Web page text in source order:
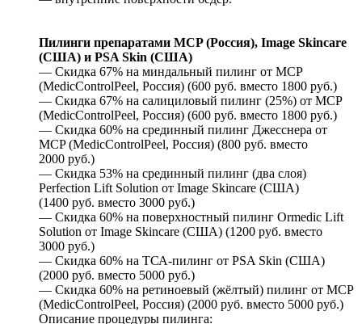
Пилинги препаратами MCP (Россия), Image Skincare
(США) и PSA Skin (США)
— Скидка 67% на миндальный пилинг от MCP
(MedicControlPeel, Россия) (600 руб. вместо 1800 руб.)
— Скидка 67% на салициловый пилинг (25%) от MCP
(MedicControlPeel, Россия) (600 руб. вместо 1800 руб.)
— Скидка 60% на срединный пилинг Джесснера от
MCP (MedicControlPeel, Россия) (800 руб. вместо
2000 руб.)
— Скидка 53% на срединный пилинг (два слоя)
Perfection Lift Solution от Image Skincare (США)
(1400 руб. вместо 3000 руб.)
— Скидка 60% на поверхностный пилинг Ormedic Lift
Solution от Image Skincare (США) (1200 руб. вместо
3000 руб.)
— Скидка 60% на ТСА-пилинг от PSA Skin (США)
(2000 руб. вместо 5000 руб.)
— Скидка 60% на ретиноевый (жёлтый) пилинг от MCP
(MedicControlPeel, Россия) (2000 руб. вместо 5000 руб.)
Описание процедуры пилинга: